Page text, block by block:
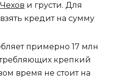
и грусти. Для
кредит на сумму
примерно 17 млн
крепкий
время не стоит на